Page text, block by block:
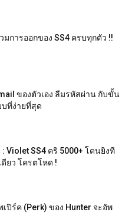
มการออกของ SS4 ครบทุกตัว !!
ของตัวเอง ลืมรหัสผ่าน กับขั้น
ที่ง่ายที่สุด
Violet SS4 คริ 5000+ โดนยิงที
ยว โครตโหด !
เปิร์ค (Perk) ของ Hunter จะอัพ